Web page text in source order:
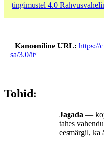
tingimustel 4.0
Kanooniline URL
https://
sa/3.0/it/
Tohid:
Jagada —
tahes
eesmärgil, ka